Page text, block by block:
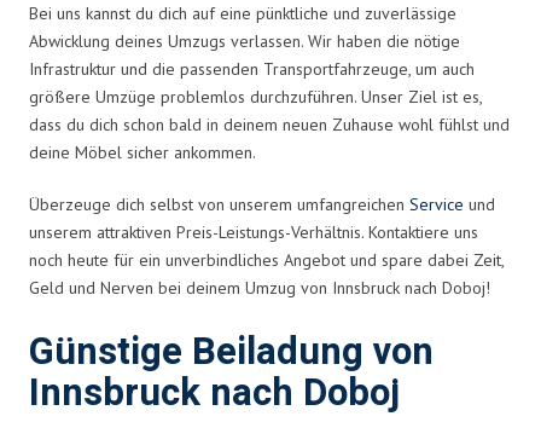
Bei uns kannst du dich auf eine pünktliche und zuverlässige
Abwicklung deines Umzugs verlassen. Wir haben die nötige
Infrastruktur und die passenden Transportfahrzeuge, um auch
größere Umzüge problemlos durchzuführen. Unser Ziel ist es,
dass du dich schon bald in deinem neuen Zuhause wohl fühlst und
deine Möbel sicher ankommen.
Überzeuge dich selbst von unserem umfangreichen Service und
unserem attraktiven Preis-Leistungs-Verhältnis. Kontaktiere uns
noch heute für ein unverbindliches Angebot und spare dabei Zeit,
Geld und Nerven bei deinem Umzug von Innsbruck nach Doboj!
Günstige Beiladung von
Innsbruck nach Doboj